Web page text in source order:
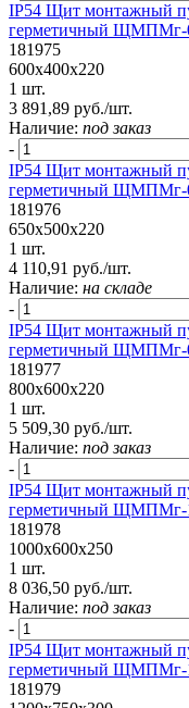
IP54 Щит монтажный
герметичный ЩМПМг-
181975
600х400х220
1 шт.
3 891,89 руб./шт.
Наличие: под заказ
-
IP54 Щит монтажный
герметичный ЩМПМг-
181976
650х500х220
1 шт.
4 110,91 руб./шт.
Наличие: на складе
-
IP54 Щит монтажный
герметичный ЩМПМг-
181977
800х600х220
1 шт.
5 509,30 руб./шт.
Наличие: под заказ
-
IP54 Щит монтажный
герметичный ЩМПМг-
181978
1000х600х250
1 шт.
8 036,50 руб./шт.
Наличие: под заказ
-
IP54 Щит монтажный
герметичный ЩМПМг-
181979